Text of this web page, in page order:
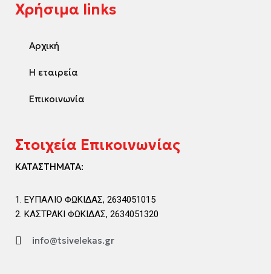
Χρήσιμα links
Αρχική
Η εταιρεία
Επικοινωνία
Στοιχεία Επικοινωνίας
ΚΑΤΑΣΤΗΜΑΤΑ:
ΕΥΠΑΛΙΟ ΦΩΚΙΔΑΣ, 2634051015
ΚΑΣΤΡΑΚΙ ΦΩΚΙΔΑΣ, 2634051320
info@tsivelekas.gr